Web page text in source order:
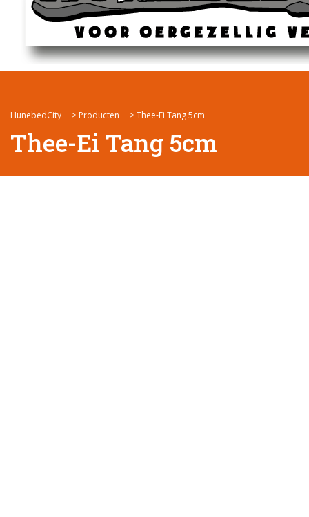
HunebedCity > Producten >Thee-Ei Tang 5cm
Thee-Ei Tang 5cm